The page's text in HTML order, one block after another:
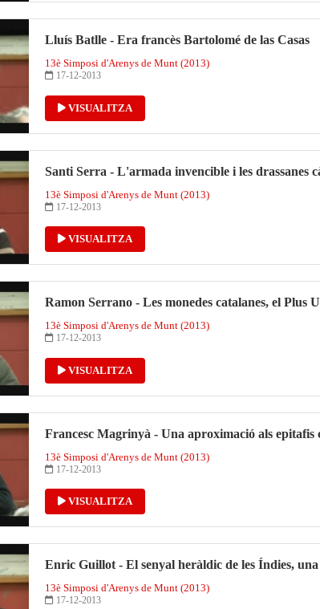
Lluís Batlle - Era francès Bartolomé de las Casas
13è Simposi d'Arenys de Munt (2013)
17-12-2013
VISUALITZA
Santi Serra - L'armada invencible i les drassanes
13è Simposi d'Arenys de Munt (2013)
17-12-2013
VISUALITZA
Ramon Serrano - Les monedes catalanes, el Plus
13è Simposi d'Arenys de Munt (2013)
17-12-2013
VISUALITZA
Francesc Magrinyà - Una aproximació als epitafis
13è Simposi d'Arenys de Munt (2013)
17-12-2013
VISUALITZA
Enric Guillot - El senyal heràldic de les Índies, una
13è Simposi d'Arenys de Munt (2013)
17-12-2013